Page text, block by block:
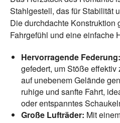
Stahlgestell, das für Stabilität
Die durchdachte Konstruktion
Fahrgefühl und eine einfache
Hervorragende Federung:
gefedert, um Stöße
auf unebenem Gelände
ruhige und sanfte Fahrt,
oder entspanntes
Große Lufträder: Mit